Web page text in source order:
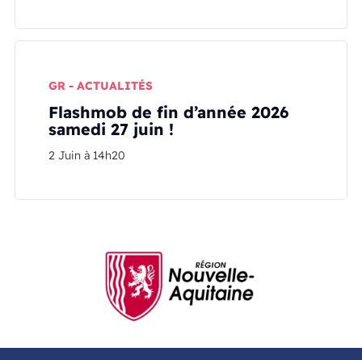
GR - ACTUALITÉS
Flashmob de fin d’année 2026
samedi 27 juin !
2 Juin à 14h20